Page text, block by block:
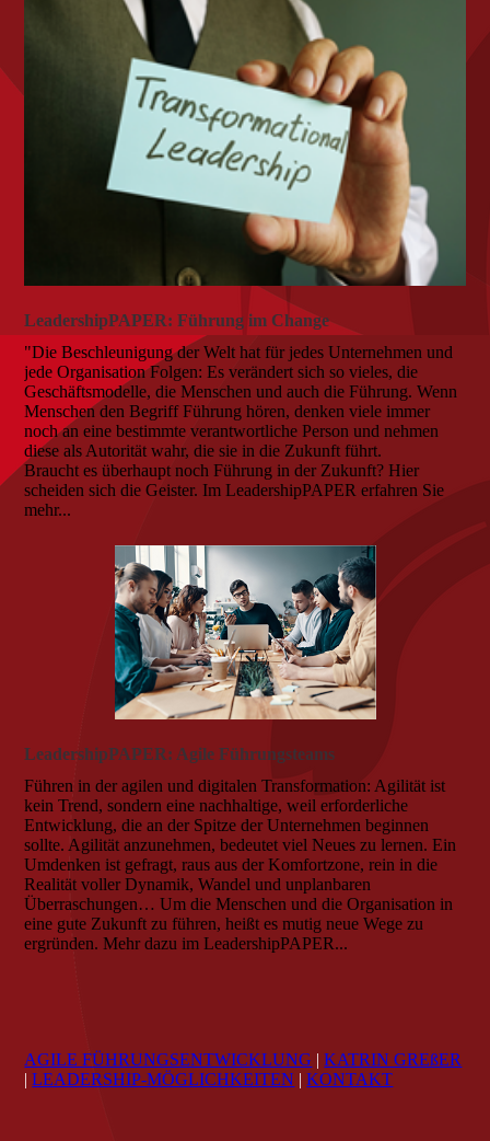
LeadershipPAPER: Führung im Change
"Die Beschleunigung der Welt hat für jedes Unternehmen und
jede Organisation Folgen: Es verändert sich so vieles, die
Geschäftsmodelle, die Menschen und auch die Führung. Wenn
Menschen den Begriff Führung hören, denken viele immer
noch an eine bestimmte verantwortliche Person und nehmen
diese als Autorität wahr, die sie in die Zukunft führt.
Braucht es überhaupt noch Führung in der Zukunft? Hier
scheiden sich die Geister. Im LeadershipPAPER erfahren Sie
mehr...
LeadershipPAPER: Agile Führungsteams
Führen in der agilen und digitalen Transformation: Agilität ist
kein Trend, sondern eine nachhaltige, weil erforderliche
Entwicklung, die an der Spitze der Unternehmen beginnen
sollte. Agilität anzunehmen, bedeutet viel Neues zu lernen. Ein
Umdenken ist gefragt, raus aus der Komfortzone, rein in die
Realität voller Dynamik, Wandel und unplanbaren
Überraschungen… Um die Menschen und die Organisation in
eine gute Zukunft zu führen, heißt es mutig neue Wege zu
ergründen. Mehr dazu im LeadershipPAPER...
AGILE FÜHRUNGSENTWICKLUNG |KATRIN GREßER
|LEADERSHIP-MÖGLICHKEITEN |KONTAKT